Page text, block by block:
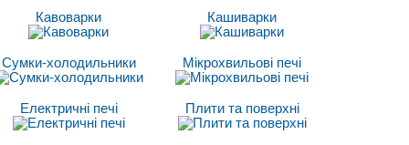
Кавоварки Кашиварки
Сумки-холодильники Мікрохвильові печі
Електричні печі Плити та поверхні